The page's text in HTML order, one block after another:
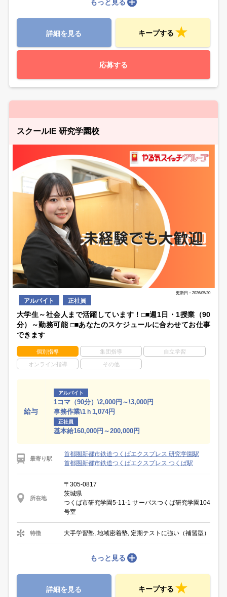
もっと見る
詳細を見る キープする
応募する
スクールIE 研究学園校
更新日：2026/05/20
アルバイト 正社員
大学生～社会人まで活躍しています！□■週1日・1授業（90
分）～勤務可能 □■あなたのスケジュールに合わせてお仕事
できます
個別指導 集団指導 自立学習
オンライン指導 その他
給与
アルバイト
1コマ（90分）\2,000円～\3,000円
事務作業\1ｈ1,074円
正社員
基本給160,000円～200,000円
最寄り駅
首都圏新都市鉄道つくばエクスプレス 研究学園駅
首都圏新都市鉄道つくばエクスプレス つくば駅
所在地
〒305-0817
茨城県
つくば市研究学園5-11-1 サーパスつくば研究学園104
号室
特徴 大手学習塾, 地域密着塾, 定期テストに強い（補習型）
もっと見る
詳細を見る キープする